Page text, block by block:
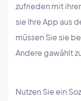
zufrieden mit
sie Ihre App aus
müssen Sie sie
Andere gawählt
Nutzen Sie ein